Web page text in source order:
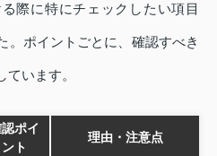
際に特にチェックしたい項目
。ポイントごとに、確認すべき
います。
ポイ
ント
理由・注意点